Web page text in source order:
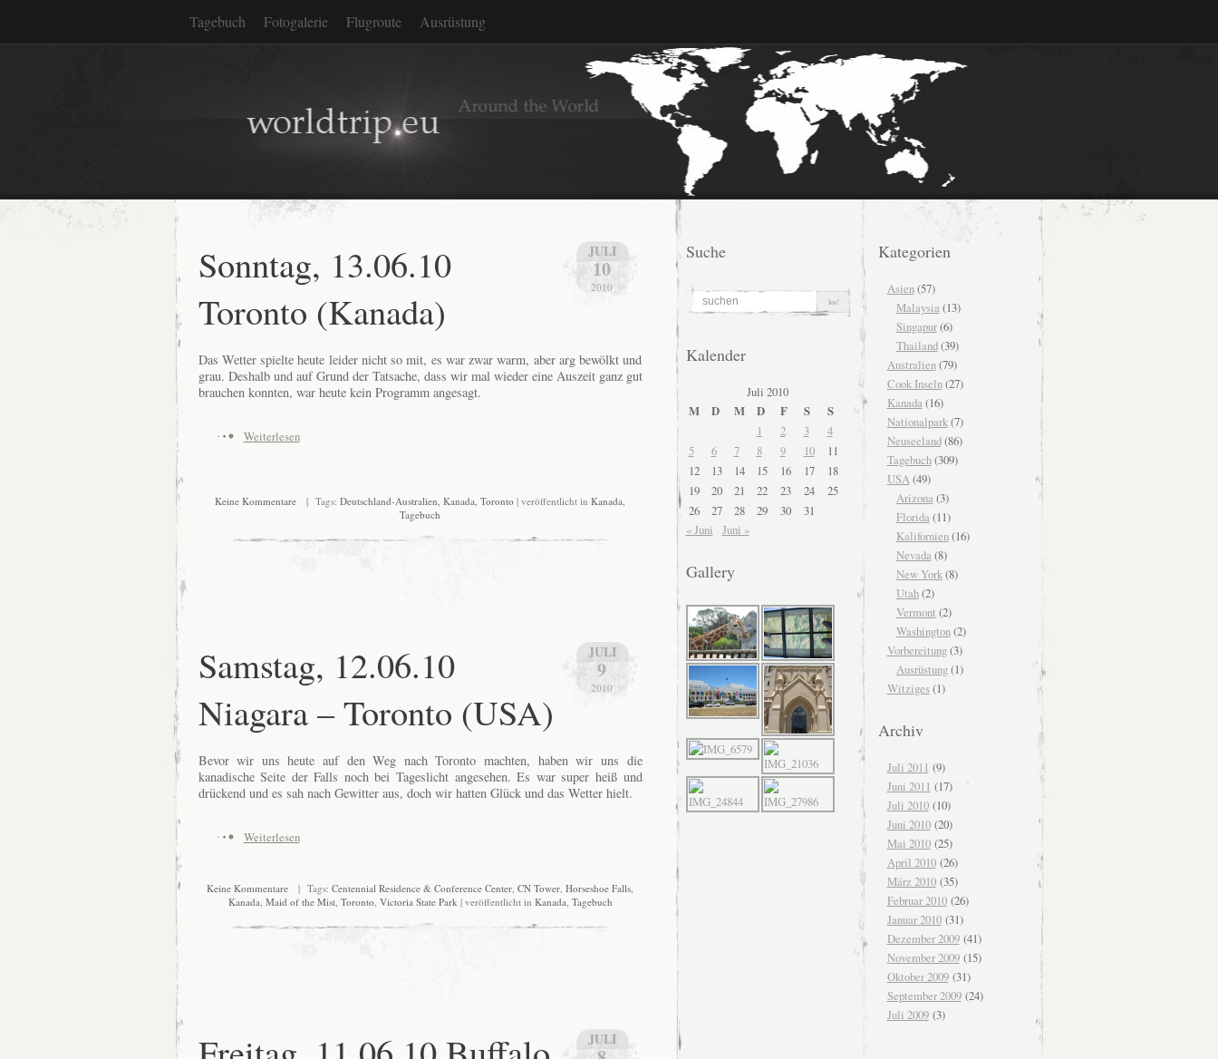
Tagebuch Fotogalerie Flugroute Ausrüstung
JULI
10
2010
Sonntag, 13.06.10
Toronto (Kanada)
Das Wetter spielte heute leider nicht so mit, es war zwar warm, aber arg bewölkt und
grau. Deshalb und auf Grund der Tatsache, dass wir mal wieder eine Auszeit ganz gut
brauchen konnten, war heute kein Programm angesagt.
Weiterlesen
Keine Kommentare | Tags: Deutschland-Australien Kanada Toronto | veröffentlicht in Kanada
Tagebuch
JULI
9
2010
Samstag, 12.06.10
Niagara – Toronto (USA)
Bevor wir uns heute auf den Weg nach Toronto machten, haben wir uns die
kanadische Seite der Falls noch bei Tageslicht angesehen. Es war super heiß und
drückend und es sah nach Gewitter aus, doch wir hatten Glück und das Wetter hielt.
Weiterlesen
Keine Kommentare | Tags: Centennial Residence & Conference Center CN Tower Horseshoe Falls
Kanada Maid of the Mist, Toronto, Victoria State Park | veröffentlicht in Kanada Tagebuch
JULI
Suche
Kalender
Juli 2010
M
D M D F S
S
1
2 3
4
5
6 7 8 9 10
11
12
13 14 15 16 17
18
19
20 21 22 23 24
25
26
27 28 29 30
31
« Juni
Juni »
Gallery
Kategorien
Asien(57)
Malaysia(13)
Singapur(6)
Thailand(39)
Australien(79)
Cook Inseln(27)
Kanada(16)
Nationalpark(7)
Neuseeland(86)
Tagebuch(309)
USA(49)
Arizona(3)
Florida(11)
Kalifornien(16)
Nevada(8)
New York(8)
Utah(2)
Vermont (2)
Washington(2)
Vorbereitung(3)
Ausrüstung(1)
Witziges(1)
Archiv
Juli 2011 (9)
Juni 2011 (17)
Juli 2010(10)
Juni 2010(20)
Mai 2010(25)
April 2010(26)
März 2010(35)
Februar 2010(26)
Januar 2010(31)
Dezember 2009(41)
November 2009(15)
Oktober 2009(31)
September 2009(24)
Juli 2009(3)